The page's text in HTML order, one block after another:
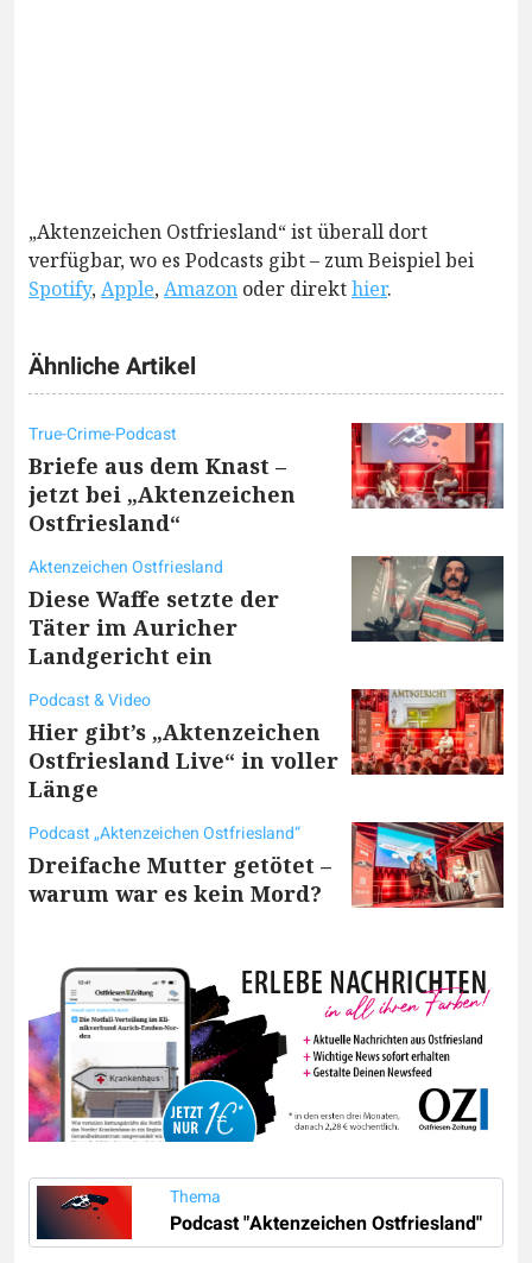
„Aktenzeichen Ostfriesland“ ist überall dort
verfügbar, wo es Podcasts gibt – zum Beispiel bei
Spotify,Apple,Amazon oder direkthier.
Ähnliche Artikel
True-Crime-Podcast
Briefe aus dem Knast –
jetzt bei „Aktenzeichen
Ostfriesland“
Aktenzeichen Ostfriesland
Diese Waffe setzte der
Täter im Auricher
Landgericht ein
Podcast & Video
Hier gibt’s „Aktenzeichen
Ostfriesland Live“ in voller
Länge
Podcast „Aktenzeichen Ostfriesland“
Dreifache Mutter getötet –
warum war es kein Mord?
Thema
Podcast "Aktenzeichen Ostfriesland"